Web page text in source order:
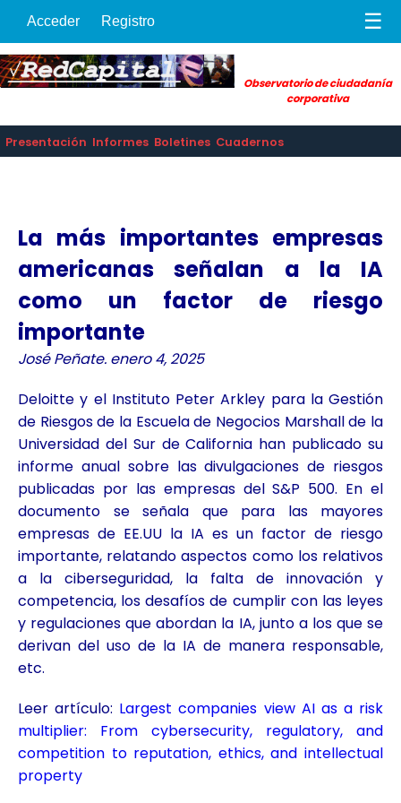
Acceder Registro ☰
Observatorio de ciudadanía
corporativa
Presentación Informes Boletines Cuadernos
La más importantes empresas
americanas señalan a la IA
como un factor de riesgo
importante
José Peñate. enero 4, 2025
Deloitte y el Instituto Peter Arkley para la Gestión
de Riesgos de la Escuela de Negocios Marshall de la
Universidad del Sur de California han publicado su
informe anual sobre las divulgaciones de riesgos
publicadas por las empresas del S&P 500. En el
documento se señala que para las mayores
empresas de EE.UU la IA es un factor de riesgo
importante, relatando aspectos como los relativos
a la ciberseguridad, la falta de innovación y
competencia, los desafíos de cumplir con las leyes
y regulaciones que abordan la IA, junto a los que se
derivan del uso de la IA de manera responsable,
etc.
Leer artículo: Largest companies view AI as a risk
multiplier: From cybersecurity, regulatory, and
competition to reputation, ethics, and intellectual
property